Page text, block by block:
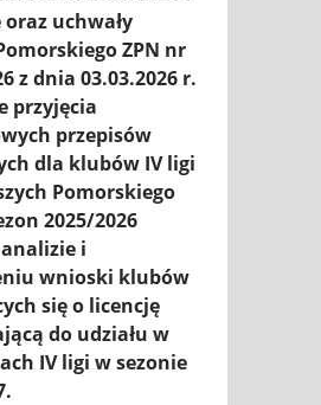
uchwały
ZPN nr
z dnia 03.03.2026 r.
przyjęcia
przepisów
dla klubów IV ligi
Pomorskiego
2025/2026
i
wnioski klubów
się o licencję
do udziału w
IV ligi w sezonie